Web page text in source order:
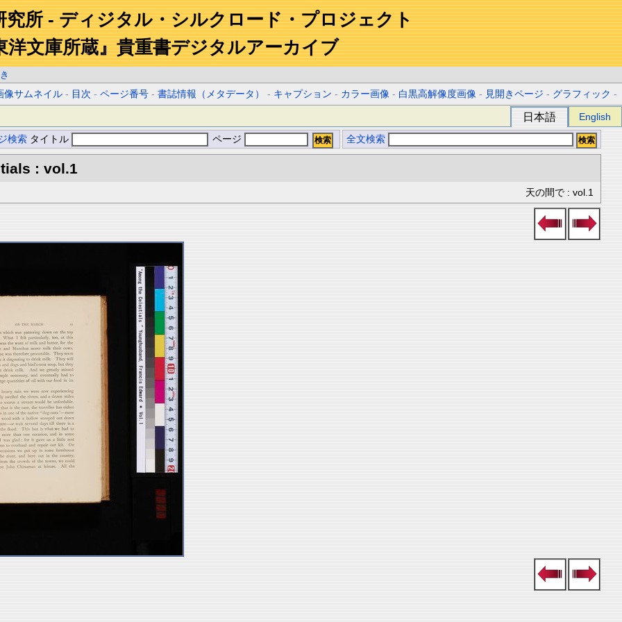
究所 - ディジタル・シルクロード・プロジェクト
洋文庫所蔵』貴重書デジタルアーカイブ
像サムネイル - 目次 -ページ番号 -書誌情報（メタデータ） - キャプション - カラー画像 - 白黒高解像度画像 - 見開きページ - グラフィック -
日本語 English
検索 タイトル ページ 全文検索
: vol.1
天の間で : vol.1